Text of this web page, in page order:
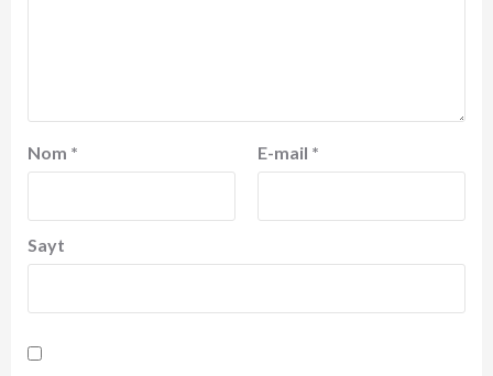
Nom * E-mail *
Sayt